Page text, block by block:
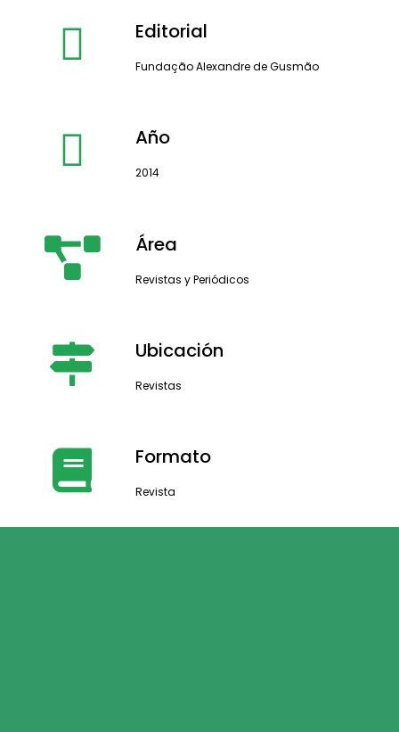
Editorial
Fundação Alexandre de Gusmão
Año
2014
Área
Revistas y Periódicos
Ubicación
Revistas
Formato
Revista